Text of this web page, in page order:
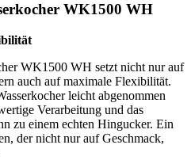
WK1500 WH
WK1500 WH setzt nicht nur auf
auch auf maximale Flexibilität.
leicht abgenommen
Verarbeitung und das
zu einem echten Hingucker. Ein
der nicht nur auf Geschmack,